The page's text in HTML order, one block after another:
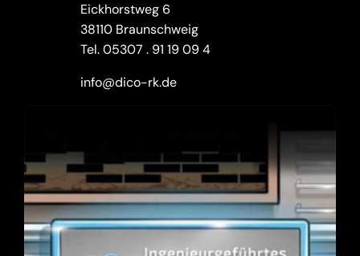
Eickhorstweg 6
38110 Braunschweig
Tel.05307 . 91 19 09 4
info@dico-rk.de